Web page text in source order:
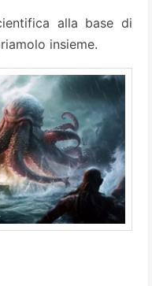
alla base di
insieme.